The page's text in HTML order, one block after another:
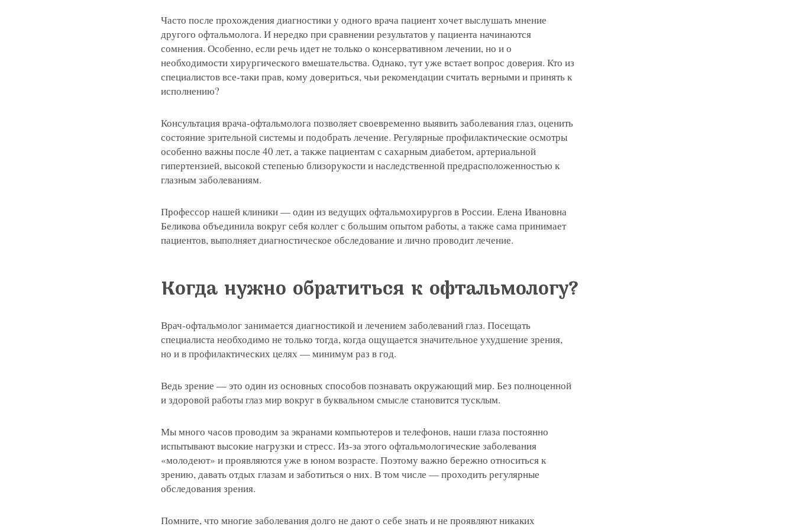
Часто после прохождения диагностики у одного врача пациент хочет выслушать мнение
другого офтальмолога. И нередко при сравнении результатов у пациента начинаются
сомнения. Особенно, если речь идет не только о консервативном лечении, но и о
необходимости хирургического вмешательства. Однако, тут уже встает вопрос доверия. Кто из
специалистов все-таки прав, кому довериться, чьи рекомендации считать верными и принять к
исполнению?
Консультация врача-офтальмолога позволяет своевременно выявить заболевания глаз, оценить
состояние зрительной системы и подобрать лечение. Регулярные профилактические осмотры
особенно важны после 40 лет, а также пациентам с сахарным диабетом, артериальной
гипертензией, высокой степенью близорукости и наследственной предрасположенностью к
глазным заболеваниям.
Профессор нашей клиники — один из ведущих офтальмохирургов в России. Елена Ивановна
Беликова объединила вокруг себя коллег с большим опытом работы, а также сама принимает
пациентов, выполняет диагностическое обследование и лично проводит лечение.
Когда нужно обратиться к офтальмологу?
Врач-офтальмолог занимается диагностикой и лечением заболеваний глаз. Посещать
специалиста необходимо не только тогда, когда ощущается значительное ухудшение зрения,
но и в профилактических целях — минимум раз в год.
Ведь зрение — это один из основных способов познавать окружающий мир. Без полноценной
и здоровой работы глаз мир вокруг в буквальном смысле становится тусклым.
Мы много часов проводим за экранами компьютеров и телефонов, наши глаза постоянно
испытывают высокие нагрузки и стресс. Из-за этого офтальмологические заболевания
«молодеют» и проявляются уже в юном возрасте. Поэтому важно бережно относиться к
зрению, давать отдых глазам и заботиться о них. В том числе — проходить регулярные
обследования зрения.
Помните, что многие заболевания долго не дают о себе знать и не проявляют никаких